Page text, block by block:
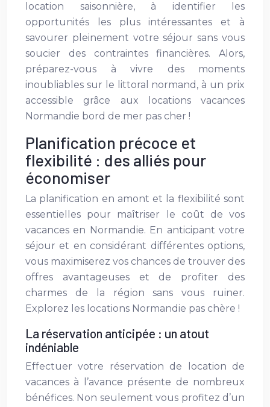
location saisonnière, à identifier les
opportunités les plus intéressantes et à
savourer pleinement votre séjour sans vous
soucier des contraintes financières. Alors,
préparez-vous à vivre des moments
inoubliables sur le littoral normand, à un prix
accessible grâce aux locations vacances
Normandie bord de mer pas cher !
Planification précoce et
flexibilité : des alliés pour
économiser
La planification en amont et la flexibilité sont
essentielles pour maîtriser le coût de vos
vacances en Normandie. En anticipant votre
séjour et en considérant différentes options,
vous maximiserez vos chances de trouver des
offres avantageuses et de profiter des
charmes de la région sans vous ruiner.
Explorez les locations Normandie pas chère !
La réservation anticipée : un atout
indéniable
Effectuer votre réservation de location de
vacances à l’avance présente de nombreux
bénéfices. Non seulement vous profitez d’un